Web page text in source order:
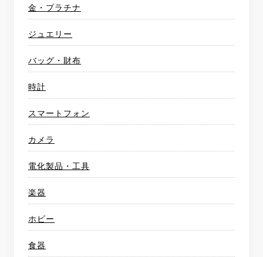
金・プラチナ
ジュエリー
バッグ・財布
時計
スマートフォン
カメラ
電化製品・工具
楽器
ホビー
食器